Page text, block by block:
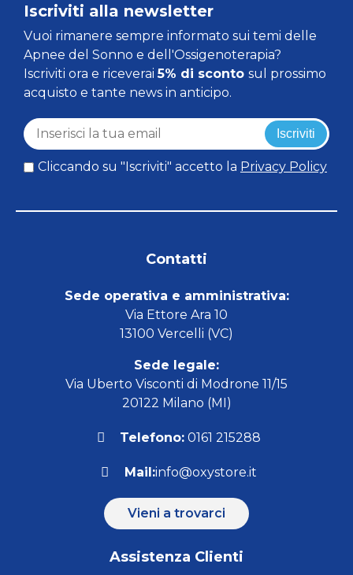
Iscriviti alla newsletter
Vuoi rimanere sempre informato sui temi delle
Apnee del Sonno e dell'Ossigenoterapia?
Iscriviti ora e riceverai5% di sconto sul prossimo
acquisto e tante news in anticipo.
Iscriviti
Cliccando su "Iscriviti" accetto la Privacy Policy
Contatti
Sede operativa e amministrativa:
Via Ettore Ara 10
13100 Vercelli (VC)
Sede legale:
Via Uberto Visconti di Modrone 11/15
20122 Milano (MI)
Telefono: 0161 215288
Mail:info@oxystore.it
Vieni a trovarci
Assistenza Clienti